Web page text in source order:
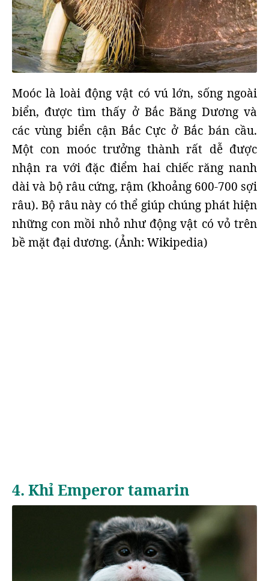
Moóc là loài động vật có vú lớn, sống ngoài
biển, được tìm thấy ở Bắc Băng Dương và
các vùng biển cận Bắc Cực ở Bắc bán cầu.
Một con moóc trưởng thành rất dễ được
nhận ra với đặc điểm hai chiếc răng nanh
dài và bộ râu cứng, rậm (khoảng 600-700 sợi
râu). Bộ râu này có thể giúp chúng phát hiện
những con mồi nhỏ như động vật có vỏ trên
bề mặt đại dương. (Ảnh: Wikipedia)
4. Khỉ Emperor tamarin